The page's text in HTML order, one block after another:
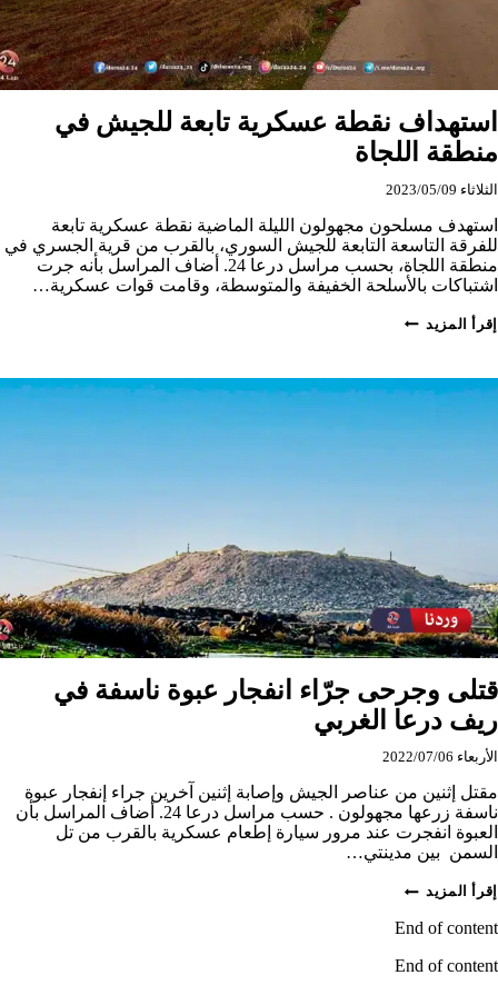
استهداف نقطة عسكرية تابعة للجيش في
منطقة اللجاة
الثلاثاء 2023/05/09
استهدف مسلحون مجهولون الليلة الماضية نقطة عسكرية تابعة
للفرقة التاسعة التابعة للجيش السوري، بالقرب من قرية الجسري في
منطقة اللجاة، بحسب مراسل درعا 24. أضاف المراسل بأنه جرت
اشتباكات بالأسلحة الخفيفة والمتوسطة، وقامت قوات عسكرية…
إقرأ المزيد استهداف
للجيش
في
قتلى وجرحى جرّاء انفجار عبوة ناسفة في
ريف درعا الغربي
الأربعاء 2022/07/06
مقتل إثنين من عناصر الجيش وإصابة إثنين آخرين جراء إنفجار عبوة
ناسفة زرعها مجهولون . حسب مراسل درعا 24. أضاف المراسل بأن
العبوة انفجرت عند مرور سيارة إطعام عسكرية بالقرب من تل
السمن بين مدينتي…
إقرأ المزيد قتلى
جرّاء
انفجار
ناسفة
End of content
End of content